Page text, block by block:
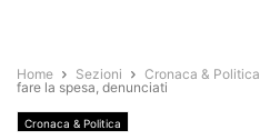
Home Sezioni Cronaca & Politica
fare la spesa, denunciati
Cronaca & Politica